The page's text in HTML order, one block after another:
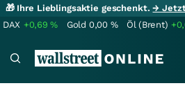
🎁 Ihre Lieblingsaktie geschenkt.→
DAX +0,69% Gold 0,00 % Öl (Brent)